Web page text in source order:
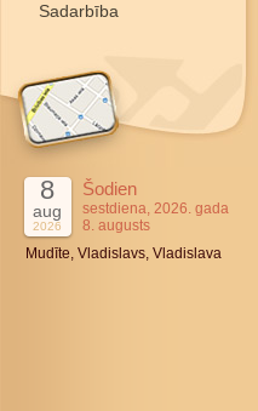
Sadarbība
8
aug
2026
Šodien
sestdiena, 2026. gada
8. augusts
Mudīte, Vladislavs, Vladislava